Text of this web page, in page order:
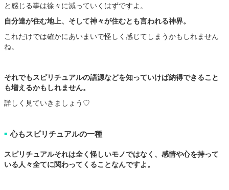
と感じる事は徐々に減っていくはずですよ。
自分達が住む地上、そして神々が住むとも言われる神界。
これだけでは確かにあいまいで怪しく感じてしまうかもしれません
ね。
それでもスピリチュアルの語源などを知っていけば納得できること
も増えるかもしれません。
詳しく見ていきましょう♡
■ 心もスピリチュアルの一種
スピリチュアルそれは全く怪しいモノではなく、感情や心を持って
いる人々全てに関わってくることなんですよ。